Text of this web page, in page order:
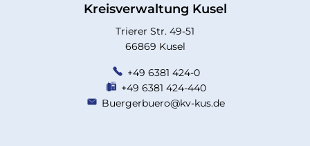
Kreisverwaltung Kusel
Trierer Str. 49-51
66869 Kusel
+49 6381 424-0
+49 6381 424-440
Buergerbuero@kv-kus.de